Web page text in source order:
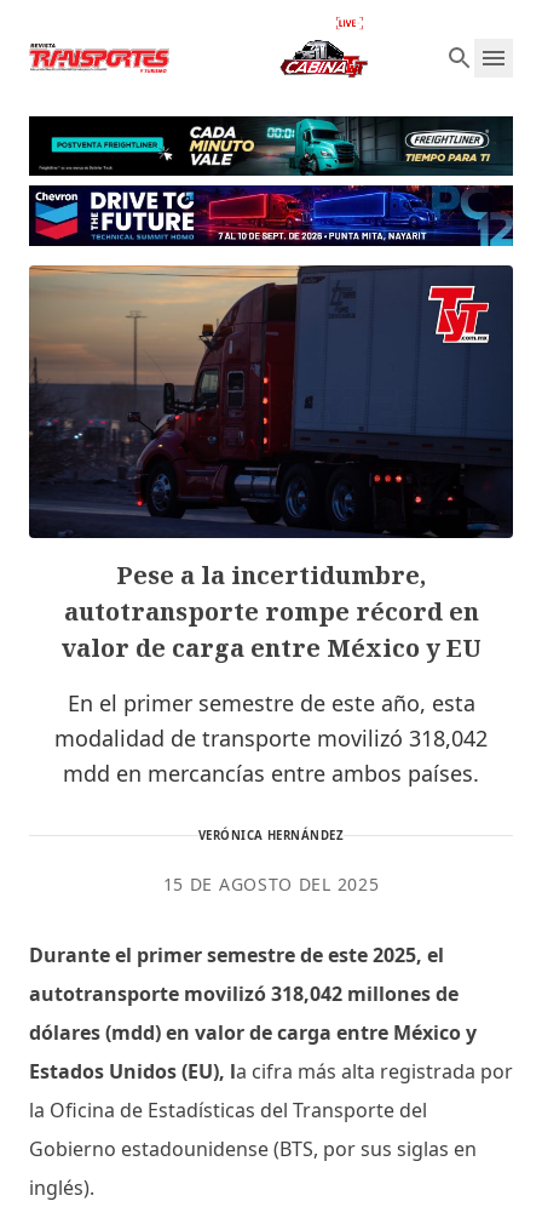
Pese a la incertidumbre,
autotransporte rompe récord en
valor de carga entre México y EU
En el primer semestre de este año, esta
modalidad de transporte movilizó 318,042
mdd en mercancías entre ambos países.
VERÓNICA HERNÁNDEZ
15 DE AGOSTO DEL 2025
Durante el primer semestre de este 2025, el
autotransporte movilizó 318,042 millones de
dólares (mdd) en valor de carga entre México y
Estados Unidos (EU), la cifra más alta registrada por
la Oficina de Estadísticas del Transporte del
Gobierno estadounidense (BTS, por sus siglas en
inglés).